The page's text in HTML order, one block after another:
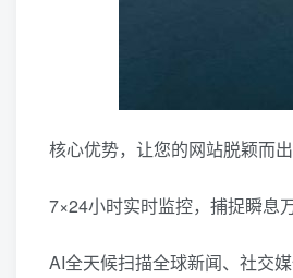
核心优势，让您的网站脱颖而出
7×24小时实时监控，捕捉瞬息
AI全天候扫描全球新闻、社交